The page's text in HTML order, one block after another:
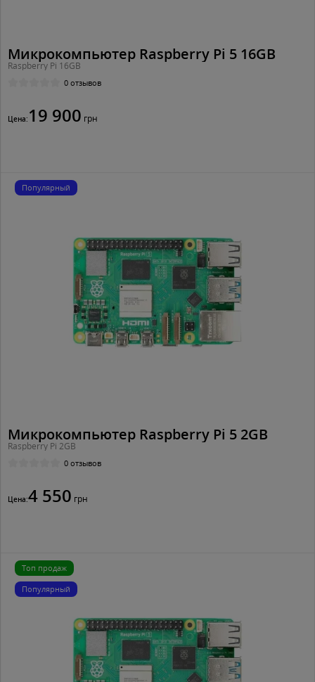
Микрокомпьютер Raspberry Pi 5 16GB
Raspberry Pi 16GB
0 отзывов
Цена: 19 900 грн
Популярный
Микрокомпьютер Raspberry Pi 5 2GB
Raspberry Pi 2GB
0 отзывов
Цена:4 550 грн
Топ продаж
Популярный